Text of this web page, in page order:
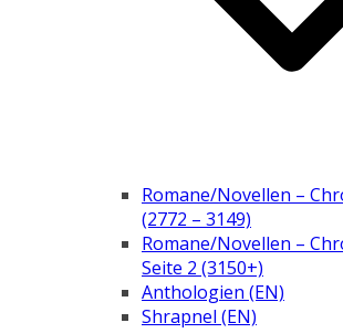
Romane/Novellen –
(2772 – 3149)
Romane/Novellen –
Seite 2 (3150+)
Anthologien (EN)
Shrapnel (EN)